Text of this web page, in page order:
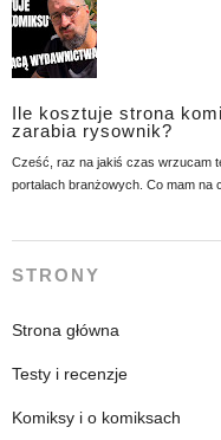
Ile kosztuje strona
zarabia rysownik?
Cześć, raz na jakiś czas wrzucam
portalach branżowych. Co mam na
STRONY
Strona główna
Testy i recenzje
Komiksy i o komiksach